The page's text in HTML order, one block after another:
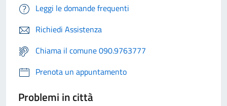
Leggi le domande frequenti
Richiedi Assistenza
Chiama il comune 090.9763777
Prenota un appuntamento
Problemi in città